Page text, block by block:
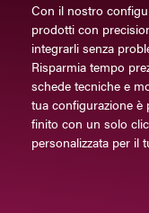
Nome
Nome
E-Mail
Con il nostro
prodotti con
integrarli senza
Risparmia tempo
schede tecniche e
tua configurazione
finito con un solo
personalizzata per il